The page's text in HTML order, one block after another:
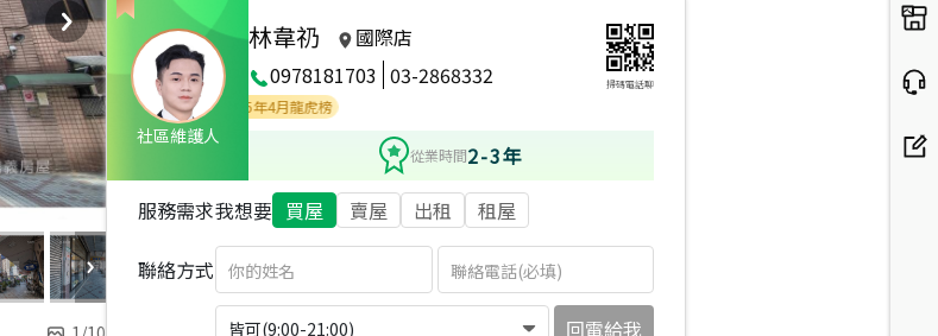
社區維護人
林韋礽
國際店
0978181703 03-2868332 掃碼電話聊
2026年1月龍虎榜 2025年4月龍虎榜
從業時間2-3年
服務需求我想要 買屋 賣屋 出租 租屋
聯絡方式
皆可(9:00-21:00) 回電給我